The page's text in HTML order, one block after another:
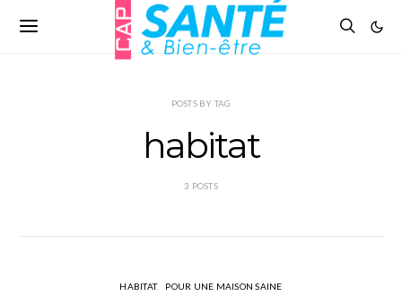
POSTS BY TAG
habitat
3 POSTS
HABITAT POUR UNE MAISON SAINE